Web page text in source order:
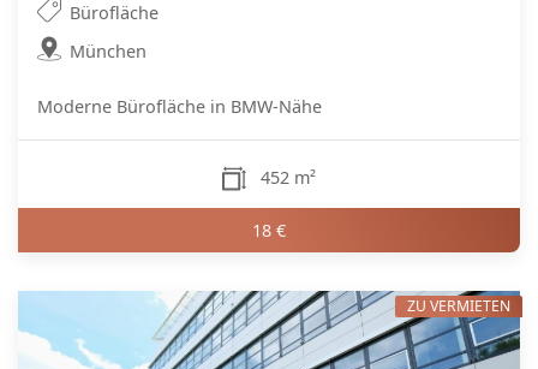
Bürofläche
München
Moderne Bürofläche in BMW-Nähe
452 m²
18 €
ZU VERMIETEN